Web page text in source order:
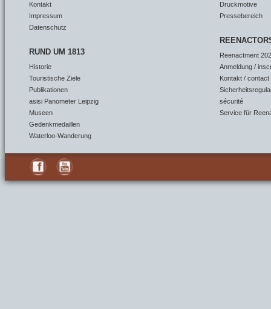
Kontakt
Impressum
Datenschutz
RUND UM 1813
Historie
Touristische Ziele
Publikationen
asisi Panometer Leipzig
Museen
Gedenkmedaillen
Waterloo-Wanderung
Druckmotive
Pressebereich
Reenactment
Anmeldung /
Kontakt / contact
sécurité
Service für